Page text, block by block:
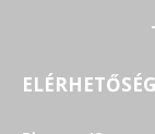
ELÉRHETŐSÉG